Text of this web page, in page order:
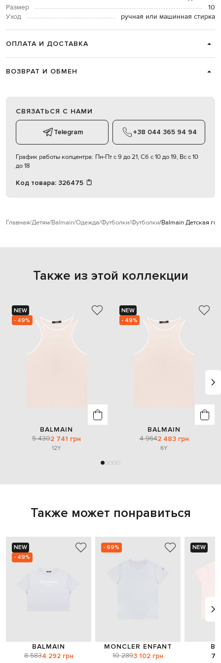
Размер
10
Уход
ручная или машинная стирка
ОПЛАТА И ДОСТАВКА
ВОЗВРАТ И ОБМЕН
СВЯЗАТЬСЯ С НАМИ
Telegram +38 044 365 94 94
График работы колцентра: Пн-Пт с 9 до 21, Сб с 10 до 19, Вс с 10
до 18
Код товара: 326475
Главная Детям Balmain Одежда Футболки Футболки Balmain Детская
Также из этой коллекции
NEW
- 49%
BALMAIN
5 4302 741 грн
12Y
NEW
- 49%
BALMAIN
4 9642 483 грн
6Y
Также может понравиться
NEW
- 49%
BALMAIN
8 5834 292 грн
- 69%
MONCLER ENFANT
10 2893 102 грн
NEW
7